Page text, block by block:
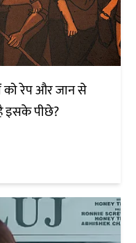
को रेप और जान से
इसके पीछे?